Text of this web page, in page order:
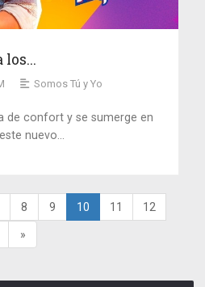
los...
Somos Tú y Yo
de confort y se sumerge en
nuevo...
8 9 10 11 12
»